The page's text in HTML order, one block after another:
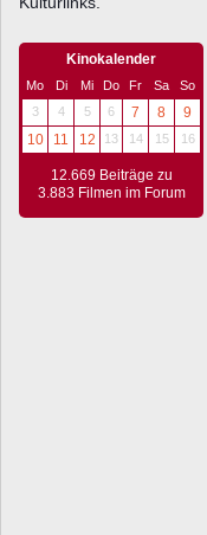
Kinokalender
Mo Di Mi Do Fr Sa
So
3
4 5 6 7 8
9
10
11 12 13 14 15 16
12.669 Beiträge zu
3.883 Filmen im Forum